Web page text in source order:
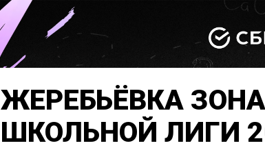
ЖЕРЕБЬЁВКА
ШКОЛЬНОЙ ЛИГИ